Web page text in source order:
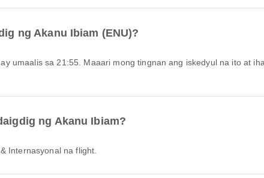
ng Akanu Ibiam (ENU)?
ng Akanu Ibiam?
Internasyonal na flight.